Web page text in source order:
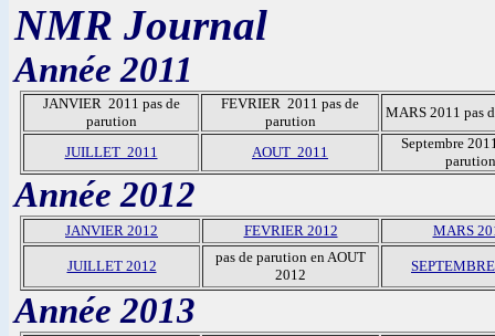
NMR Journal
Année 2011
JANVIER 2011 pas de
parution
FEVRIER 2011 pas de
parution
MARS 2011 pas
JUILLET 2011 AOUT 2011
Septembre
parution
Année 2012
JANVIER 2012 FEVRIER 2012 MARS
JUILLET 2012
pas de parution en AOUT
2012
Année 2013